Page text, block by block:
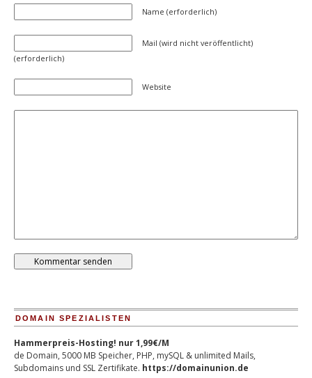
Name (erforderlich)
Mail (wird nicht veröffentlicht)
(erforderlich)
Website
DOMAIN SPEZIALISTEN
Hammerpreis-Hosting! nur 1,99€/M
de Domain, 5000 MB Speicher, PHP, mySQL & unlimited Mails,
Subdomains und SSL Zertifikate. https://domainunion.de